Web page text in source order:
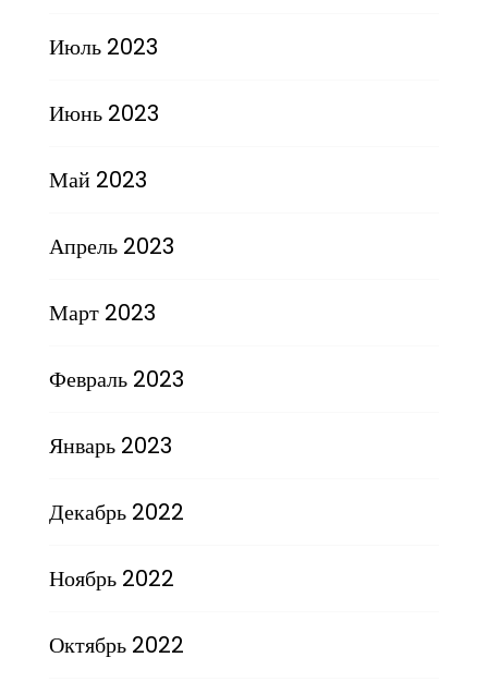
Июль 2023
Июнь 2023
Май 2023
Апрель 2023
Март 2023
Февраль 2023
Январь 2023
Декабрь 2022
Ноябрь 2022
Октябрь 2022